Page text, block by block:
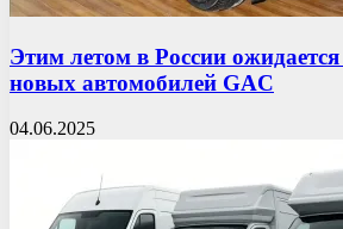
Этим летом в России
новых автомобилей GAC
04.06.2025